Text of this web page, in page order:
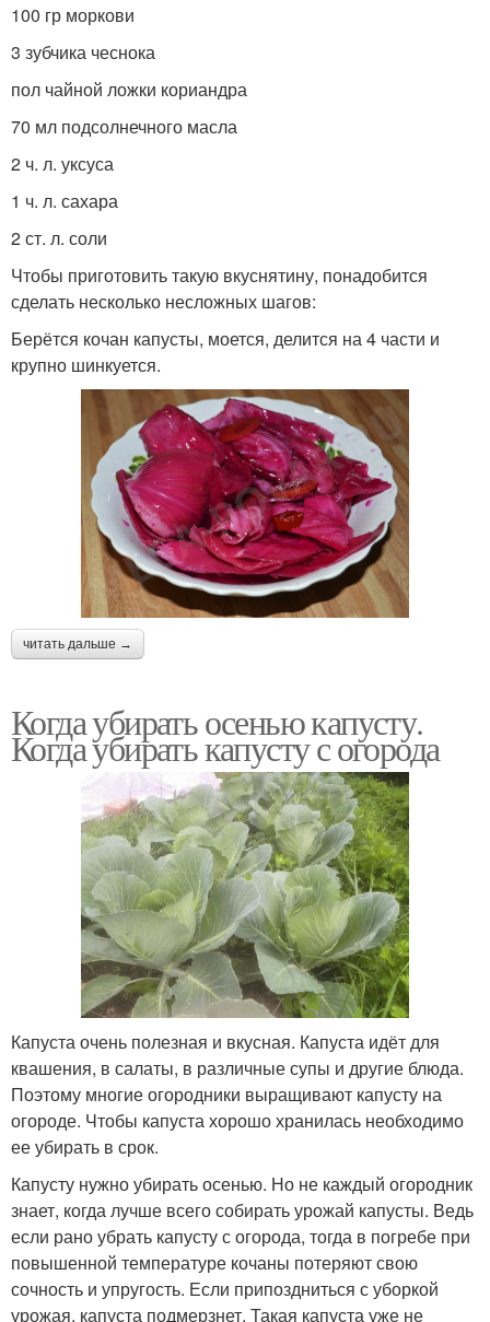
100 гр моркови
3 зубчика чеснока
пол чайной ложки кориандра
70 мл подсолнечного масла
2 ч. л. уксуса
1 ч. л. сахара
2 ст. л. соли
Чтобы приготовить такую вкуснятину, понадобится
сделать несколько несложных шагов:
Берётся кочан капусты, моется, делится на 4 части и
крупно шинкуется.
читать дальше →
Когда убирать осенью капусту.
Когда убирать капусту с огорода
Капуста очень полезная и вкусная. Капуста идёт для
квашения, в салаты, в различные супы и другие блюда.
Поэтому многие огородники выращивают капусту на
огороде. Чтобы капуста хорошо хранилась необходимо
ее убирать в срок.
Капусту нужно убирать осенью. Но не каждый огородник
знает, когда лучше всего собирать урожай капусты. Ведь
если рано убрать капусту с огорода, тогда в погребе при
повышенной температуре кочаны потеряют свою
сочность и упругость. Если припоздниться с уборкой
урожая, капуста подмерзнет. Такая капуста уже не